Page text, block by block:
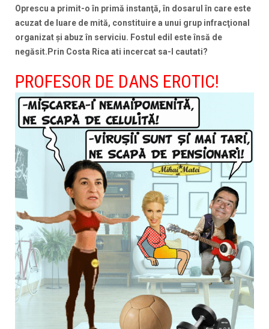
Oprescu a primit-o în primă instanţă, în dosarul în care este
acuzat de luare de mită, constituire a unui grup infracţional
organizat şi abuz în serviciu. Fostul edil este însă de
negăsit.Prin Costa Rica ati incercat sa-l cautati?
PROFESOR DE DANS EROTIC!